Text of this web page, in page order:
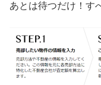
あとは待つだけ！す